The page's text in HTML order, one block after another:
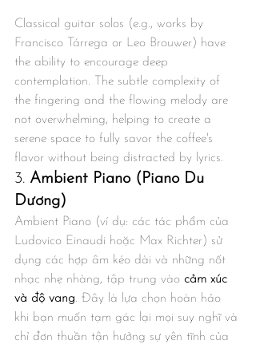
Classical guitar solos (e.g., works by
Francisco Tárrega or Leo Brouwer) have
the ability to encourage deep
contemplation. The subtle complexity of
the fingering and the flowing melody are
not overwhelming, helping to create a
serene space to fully savor the coffee's
flavor without being distracted by lyrics.
3. Ambient Piano (Piano Du
Dương)
Ambient Piano (ví dụ: các tác phẩm của
Ludovico Einaudi hoặc Max Richter) sử
dụng các hợp âm kéo dài và những nốt
nhạc nhẹ nhàng, tập trung vào cảm xúc
và độ vang. Đây là lựa chọn hoàn hảo
khi bạn muốn tạm gác lại mọi suy nghĩ và
chỉ đơn thuần tận hưởng sự yên tĩnh của